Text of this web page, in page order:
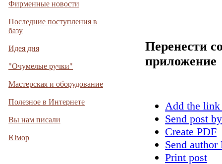
Фирменные новости
Последние поступления в
базу
Идея дня
"Очумелые ручки"
Мастерская и оборудование
Полезное в Интернете
Вы нам писали
Юмор
Перенести
приложение
Add the
Send post
Create PDF
Send
Print post